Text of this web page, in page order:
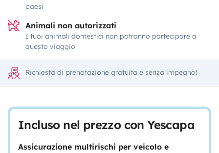
paesi
Animali non autorizzati
I tuoi animali domestici non potranno partecipare a
questo viaggio
Richiesta di prenotazione gratuita e senza impegno!
Incluso nel prezzo con Yescapa
Assicurazione multirischi per veicolo e